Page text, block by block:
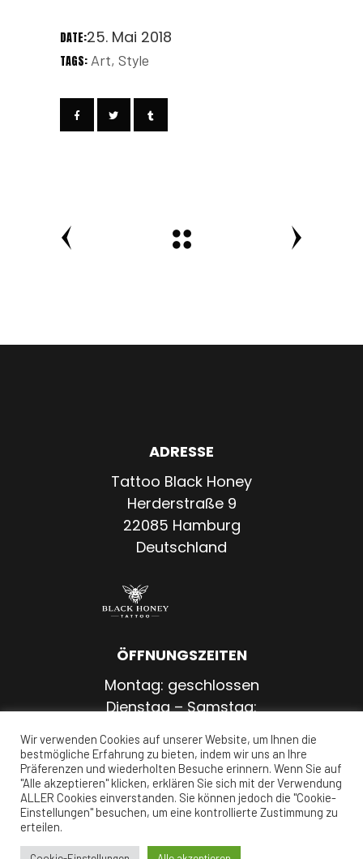
DATE:25. Mai 2018
TAGS: Art Style
ADRESSE
Tattoo Black Honey
Herderstraße 9
22085 Hamburg
Deutschland
ÖFFNUNGSZEITEN
Montag: geschlossen
Dienstag – Samstag:
Sonntag: geschlossen
Impressum|Datenschutz
Wir verwenden Cookies auf unserer Website, um Ihnen die
bestmögliche Erfahrung zu bieten, indem wir uns an Ihre
Präferenzen und wiederholten Besuche erinnern. Wenn Sie auf
"Alle akzeptieren" klicken, erklären Sie sich mit der Verwendung
ALLER Cookies einverstanden. Sie können jedoch die "Cookie-
Einstellungen" besuchen, um eine kontrollierte Zustimmung zu
erteilen.